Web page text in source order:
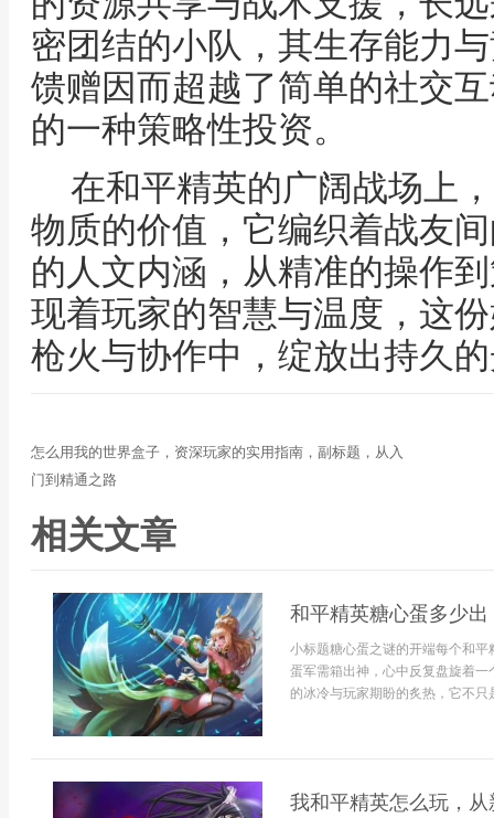
密团结的小队，其生存能力
馈赠因而超越了简单的社交
的一种策略性投资。
在和平精英的广阔战场上
物质的价值，它编织着战友
的人文内涵，从精准的操作
现着玩家的智慧与温度，这
枪火与协作中，绽放出持久
怎么用我的世界盒子，资深玩家的实用指南，副标题，从入
门到精通之路
相关文章
和平精英糖心蛋多少
小标题糖心蛋之谜的开端每个和
蛋军需箱出神，心中反复盘旋着
的冰冷与玩家期盼的炙热，它不
我和平精英怎么玩，